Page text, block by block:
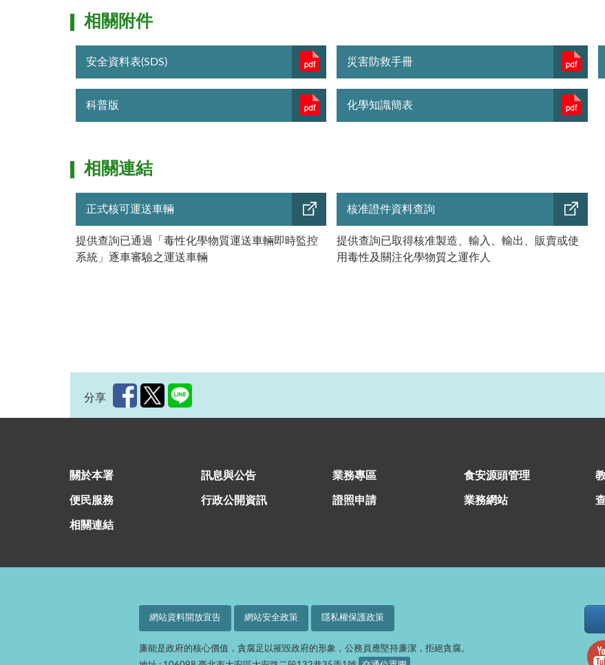
相關附件
安全資料表(SDS) 災害防救手冊
科普版 化學知識簡表
相關連結
正式核可運送車輛
提供查詢已通過「毒性化學物質運送車輛即時監控
系統」逐車審驗之運送車輛
核准證件資料查詢
提供查詢已取得核准製造、輸入、輸出、販賣或使
用毒性及關注化學物質之運作人
分享
關於本署 訊息與公告 業務專區 食安源頭管理
便民服務 行政公開資訊 證照申請 業務網站
相關連結
網站資料開放宣告 網站安全政策 隱私權保護政策
廉能是政府的核心價值，貪腐足以摧毀政府的形象，公務員應堅持廉潔，拒絕貪腐。